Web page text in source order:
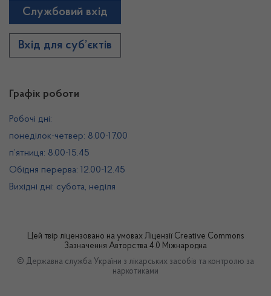
Графік роботи
Робочі дні:
понеділок-четвер: 8.00-17.00
п’ятниця: 8.00-15.45
Обідня перерва: 12.00-12.45
Вихідні дні: субота, неділя
Службовий вхід
Вхід для суб’єктів
Цей твір ліцензовано на умовах Ліцензії Creative Commons
Зазначення Авторства 4.0 Міжнародна
© Державна служба України з лікарських засобів та контролю за
наркотиками